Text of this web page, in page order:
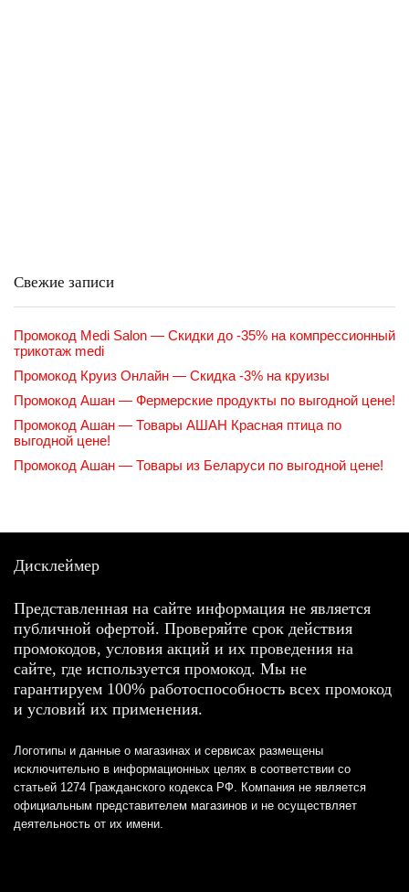
Свежие записи
Промокод Medi Salon — Скидки до -35% на компрессионный
трикотаж medi
Промокод Круиз Онлайн — Скидка -3% на круизы
Промокод Ашан — Фермерские продукты по выгодной цене!
Промокод Ашан — Товары АШАН Красная птица по
выгодной цене!
Промокод Ашан — Товары из Беларуси по выгодной цене!
Дисклеймер
Представленная на сайте информация не является
публичной офертой. Проверяйте срок действия
промокодов, условия акций и их проведения на
сайте, где используется промокод. Мы не
гарантируем 100% работоспособность всех промокод
и условий их применения.
Логотипы и данные о магазинах и сервисах размещены
исключительно в информационных целях в соответствии со
статьей 1274 Гражданского кодекса РФ. Компания не является
официальным представителем магазинов и не осуществляет
деятельность от их имени.